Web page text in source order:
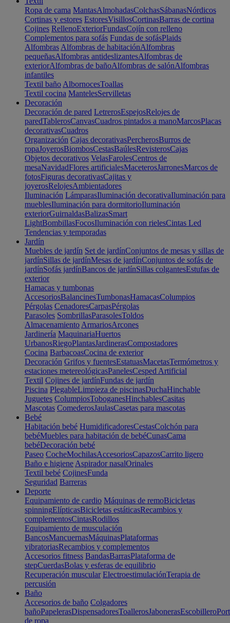
Ropa de cama MantasAlmohadasColchasSábanasNórdicos
Cortinas y estores EstoresVisillosCortinasBarras de cortina
Cojines RellenoExteriorFundasCojín con relleno
Complementos para sofás Fundas de sofásPlaids
Alfombras Alfombras de habitaciónAlfombras
pequeñasAlfombras antideslizantesAlfombras de
exteriorAlfombras de bañoAlfombras de salónAlfombras
infantiles
Textil baño AlbornocesToallas
Textil cocina MantelesServilletas
Decoración
Decoración de pared LetrerosEspejosRelojes de
paredTablerosCanvasCuadros pintados a manoMarcosPlacas
decorativasCuadros
Organización Cajas decorativasPercherosBurros de
ropaJoyerosBiombosCestasBaúlesRevisterosCajas
Objetos decorativos VelasFarolesCentros de
mesaNavidadFlores artificialesMaceterosJarronesMarcos de
fotosFiguras decorativasCajitas y
joyerosRelojesAmbientadores
Iluminación LámparasIluminación decorativaIluminación para
mueblesIluminación para dormitorioIluminación
exteriorGuirnaldasBalizasSmart
LightBombillasFocosIluminación con rielesCintas Led
Tendencias y temporadas
Jardín
Muebles de jardín Set de jardínConjuntos de mesas y sillas de
jardínSillas de jardínMesas de jardínConjuntos de sofás de
jardínSofás jardínBancos de jardínSillas colgantesEstufas de
exterior
Hamacas y tumbonas
AccesoriosBalancinesTumbonasHamacasColumpios
Pérgolas CenadoresCarpasPérgolas
Parasoles SombrillasParasolesToldos
Almacenamiento ArmariosArcones
Jardinería MaquinariaHuertos
UrbanosRiegoPlantasJardinerasCompostadores
Cocina BarbacoasCocina de exterior
Decoración Grifos y fuentesEstatuasMacetasTermómetros y
estaciones metereológicasPanelesCesped Artificial
Textil Cojines de jardínFundas de jardín
Piscina PlegableLimpieza de piscinasDuchaHinchable
Juguetes ColumpiosToboganesHinchablesCasitas
Mascotas ComederosJaulasCasetas para mascotas
Bebé
Habitación bebé HumidificadoresCestasColchón para
bebéMuebles para habitación de bebéCunasCama
bebéDecoración bebé
Paseo CocheMochilasAccesoriosCapazosCarrito ligero
Baño e higiene Aspirador nasalOrinales
Textil bebé CojinesFunda
Seguridad Barreras
Deporte
Equipamiento de cardio Máquinas de remoBicicletas
spinningElípticasBicicletas estáticasRecambios y
complementosCintasRodillos
Equipamiento de musculación
BancosMancuernasMáquinasPlataformas
vibratoriasRecambios y complementos
Accesorios fitness BandasBarrasPlataforma de
stepCuerdasBolas y esferas de equilibrio
Recuperación muscular ElectroestimulaciónTerapia de
percusión
Baño
Accesorios de baño Colgadores
bañoPapelerasDispensadoresToallerosJabonerasEscobillero
de ropa